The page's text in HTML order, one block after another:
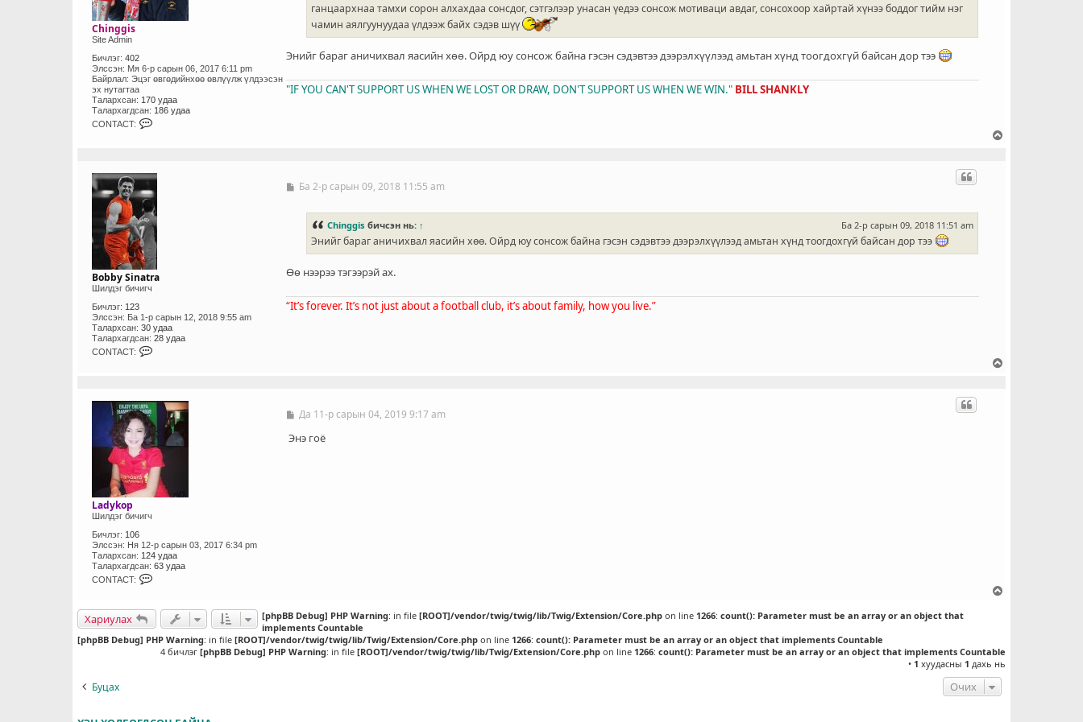
Chinggis
Site Admin
Бичлэг: 402
Элссэн: Мя 6-р сарын 06, 2017 6:11 pm
Байрлал: Эцэг өвгөдийнхөө өвлүүлж үлдээсэн
эх нутагтаа
Талархсан: 170 удаа
Талархагдсан: 186 удаа
CONTACT:
C
T
_
S
E
ганцаархнаа тамхи сорон алхахдаа сонсдог, сэтгэлээр унасан үедээ сонсож мотиваци авдаг, сонсохоор хайртай хүнээ боддог тийм нэг
чамин аялгуунуудаа үлдээж байх сэдэв шүү
Энийг бараг аничихвал яасийн хөө. Ойрд юу сонсож байна гэсэн сэдэвтээ дээрэлхүүлээд амьтан хүнд тоогдохгүй байсан дор тээ
"IF YOU CAN'T SUPPORT US WHEN WE LOST OR DRAW, DON'T SUPPORT US WHEN WE WIN." BILL SHANKLY
Bobby Sinatra
Шилдэг бичигч
Бичлэг: 123
Элссэн: Ба 1-р сарын 12, 2018 9:55 am
Талархсан: 30 удаа
Талархагдсан: 28 удаа
CONTACT:
C
_
U
S
E
R
ББа 2-р сарын 09, 2018 11:55 am
Chinggis бичсэн нь: ↑ Ба 2-р сарын 09, 2018 11:51 am
Энийг бараг аничихвал яасийн хөө. Ойрд юу сонсож байна гэсэн сэдэвтээ дээрэлхүүлээд амьтан хүнд тоогдохгүй байсан дор тээ
Өө нээрээ тэгээрэй ах.
“It’s forever. It’s not just about a football club, it’s about family, how you live.”
Ladykop
Шилдэг бичигч
Бичлэг: 106
Элссэн: Ня 12-р сарын 03, 2017 6:34 pm
Талархсан: 124 удаа
Талархагдсан: 63 удаа
CONTACT:
C
T
Б
ч
Да 11-р сарын 04, 2019 9:17 am
Энэ гоё
Хариулах [phpBB Debug] PHP Warning: in file [ROOT]/vendor/twig/twig/lib/Twig/Extension/Core.php on line 1266: count(): Parameter must be an array or an object that
implements Countable
[phpBB Debug] PHP Warning: in file [ROOT]/vendor/twig/twig/lib/Twig/Extension/Core.php on line 1266: count(): Parameter must be an array or an object that implements Countable
4 бичлэг [phpBB Debug] PHP Warning: in file [ROOT]/vendor/twig/twig/lib/Twig/Extension/Core.php on line 1266: count(): Parameter must be an array or an object that implements Countable
• 1 хуудасны 1 дахь нь
Буцах Очих